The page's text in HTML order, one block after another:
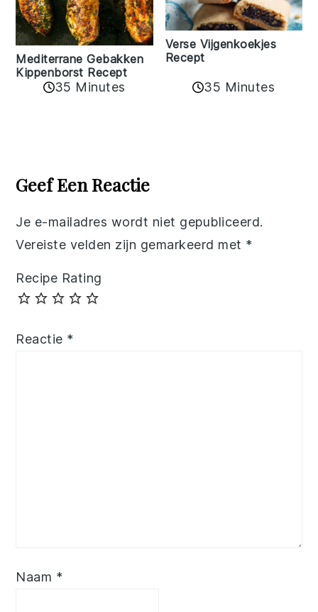
Mediterrane Gebakken
Kippenborst Recept
35 Minutes
Verse Vijgenkoekjes
Recept
35 Minutes
Interactions
Geef Een Reactie
Je e-mailadres wordt niet gepubliceerd.
Vereiste velden zijn gemarkeerd met *
Recipe Rating
Reactie *
Naam *